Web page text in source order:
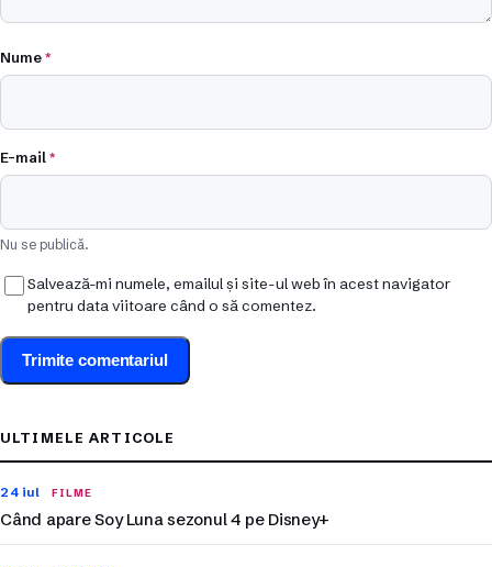
Nume*
E-mail*
Nu se publică.
Salvează-mi numele, emailul și site-ul web în acest navigator
pentru data viitoare când o să comentez.
ULTIMELE ARTICOLE
24 iul FILME
Când apare Soy Luna sezonul 4 pe Disney+